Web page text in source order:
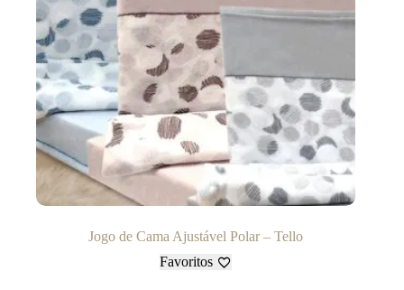
Jogo de Cama Ajustável Polar – Tello
Favoritos